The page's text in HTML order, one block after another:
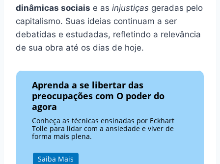
dinâmicas sociais e as injustiças geradas pelo
capitalismo. Suas ideias continuam a ser
debatidas e estudadas, refletindo a relevância
de sua obra até os dias de hoje.
Aprenda a se libertar das
preocupações com O poder do
agora
Conheça as técnicas ensinadas por Eckhart
Tolle para lidar com a ansiedade e viver de
forma mais plena.
Saiba Mais